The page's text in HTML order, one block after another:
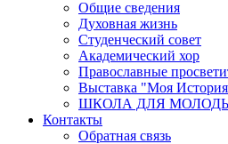
Общие сведения
Духовная жизнь
Студенческий совет
Академический хор
Православные
Выставка "Моя
ШКОЛА ДЛЯ
Контакты
Обратная связь